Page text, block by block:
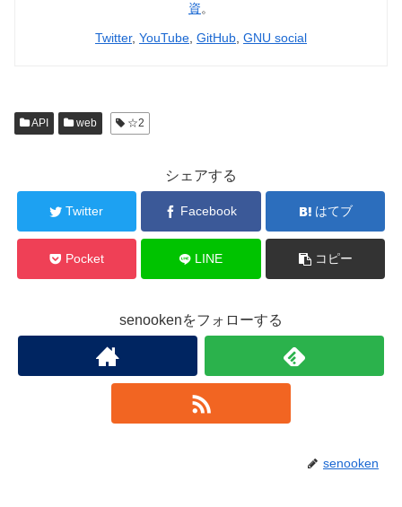
資。
Twitter, YouTube, GitHub, GNU social
API web ☆2
シェアする
Twitter Facebook はてブ
Pocket LINE コピー
senookenをフォローする
senooken